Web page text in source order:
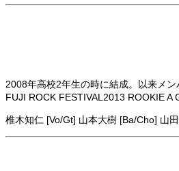
2008年高校2年生の時に結成。以来メ
FUJI ROCK FESTIVAL2013 ROOKIE A
椎木知仁 [Vo/Gt] 山本大樹 [Ba/Cho] 山